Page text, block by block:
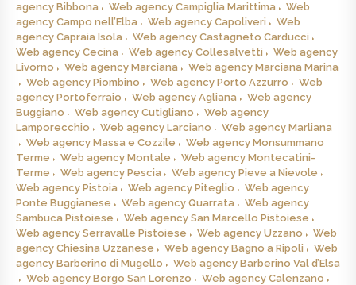
agency Bibbona
Web agency Campiglia Marittima
Web
agency Campo nell’Elba
Web agency Capoliveri
Web
agency Capraia Isola
Web agency Castagneto Carducci
Web agency Cecina
Web agency Collesalvetti
Web agency
Livorno
Web agency Marciana
Web agency Marciana Marina
Web agency Piombino
Web agency Porto Azzurro
Web
agency Portoferraio
Web agency Agliana
Web agency
Buggiano
Web agency Cutigliano
Web agency
Lamporecchio
Web agency Larciano
Web agency Marliana
Web agency Massa e Cozzile
Web agency Monsummano
Terme
Web agency Montale
Web agency Montecatini-
Terme
Web agency Pescia
Web agency Pieve a Nievole
Web agency Pistoia
Web agency Piteglio
Web agency
Ponte Buggianese
Web agency Quarrata
Web agency
Sambuca Pistoiese
Web agency San Marcello Pistoiese
Web agency Serravalle Pistoiese
Web agency Uzzano
Web
agency Chiesina Uzzanese
Web agency Bagno a Ripoli
Web
agency Barberino di Mugello
Web agency Barberino Val d’Elsa
Web agency Borgo San Lorenzo
Web agency Calenzano